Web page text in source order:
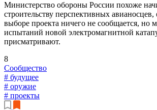
Министерство обороны России похоже
строительству перспективных авианосцев,
выборе проекта ничего не сообщается, но
испытаний новой электромагнитной
присматривают.
8
Сообщество
# будущее
# оружие
# проекты